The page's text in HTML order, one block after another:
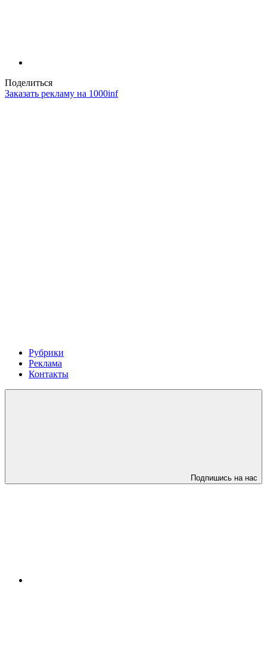
Поделиться
Заказать рекламу на 1000inf
Рубрики
Реклама
Контакты
Подпишись на нас